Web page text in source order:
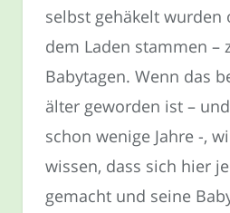
selbst gehäkelt wurden
dem Laden stammen –
Babytagen. Wenn das
älter geworden ist –
schon wenige Jahre -,
wissen, dass sich hier
gemacht und seine